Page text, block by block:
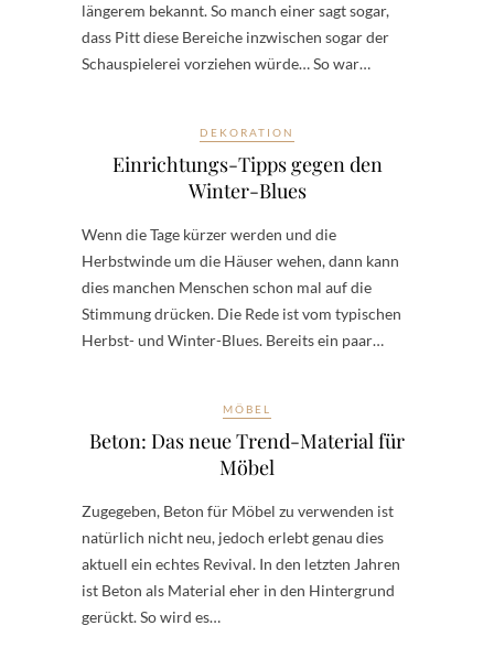
längerem bekannt. So manch einer sagt sogar,
dass Pitt diese Bereiche inzwischen sogar der
Schauspielerei vorziehen würde… So war…
DEKORATION
Einrichtungs-Tipps gegen den
Winter-Blues
Wenn die Tage kürzer werden und die
Herbstwinde um die Häuser wehen, dann kann
dies manchen Menschen schon mal auf die
Stimmung drücken. Die Rede ist vom typischen
Herbst- und Winter-Blues. Bereits ein paar…
MÖBEL
Beton: Das neue Trend-Material für
Möbel
Zugegeben, Beton für Möbel zu verwenden ist
natürlich nicht neu, jedoch erlebt genau dies
aktuell ein echtes Revival. In den letzten Jahren
ist Beton als Material eher in den Hintergrund
gerückt. So wird es…